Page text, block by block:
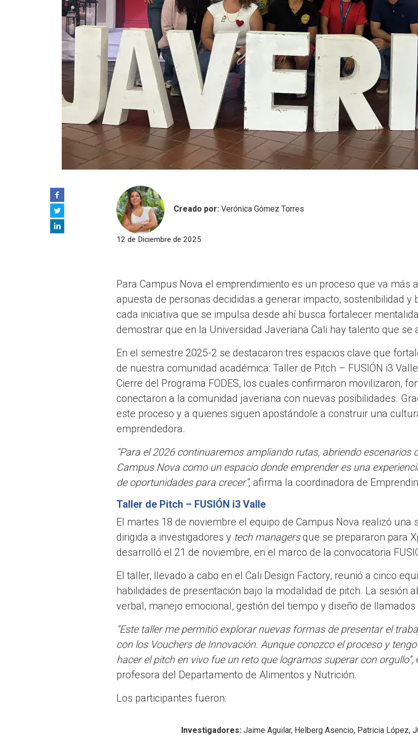
Creado por: Verónica Gómez Torres
12 de Diciembre de 2025
Para Campus Nova el emprendimiento es un proceso que va más
apuesta de personas decididas a generar impacto, sostenibilidad y
cada iniciativa que se impulsa desde ahí busca fortalecer
demostrar que en la Universidad Javeriana Cali hay talento que se
En el semestre 2025-2 se destacaron tres espacios clave que
de nuestra comunidad académica: Taller de Pitch – FUSIÓN i3
Cierre del Programa FODES, los cuales confirmaron movilizaron,
conectaron a la comunidad javeriana con nuevas posibilidades.
este proceso y a quienes siguen apostándole a construir una
emprendedora.
“Para el 2026 continuaremos ampliando rutas, abriendo escenarios
Campus Nova como un espacio donde emprender es una
de oportunidades para crecer”, afirma la coordinadora de
Taller de Pitch – FUSIÓN i3 Valle
El martes 18 de noviembre el equipo de Campus Nova realizó una
dirigida a investigadores y tech managersque se prepararon para
desarrolló el 21 de noviembre, en el marco de la convocatoria
El taller, llevado a cabo en el Cali Design Factory, reunió a cinco
habilidades de presentación bajo la modalidad de pitch. La sesión
verbal, manejo emocional, gestión del tiempo y diseño de
“Este taller me permitió explorar nuevas formas de presentar el
con los Vouchers de Innovación. Aunque conozco el proceso y
hacer el pitch en vivo fue un reto que logramos superar con orgullo”,
profesora del Departamento de Alimentos y Nutrición.
Los participantes fueron:
Investigadores: Jaime Aguilar, Helberg Asencio, Patricia López,